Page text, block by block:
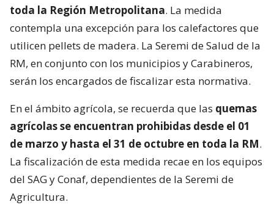
toda la Región Metropolitana. La medida
contempla una excepción para los calefactores que
utilicen pellets de madera. La Seremi de Salud de la
RM, en conjunto con los municipios y Carabineros,
serán los encargados de fiscalizar esta normativa.
En el ámbito agrícola, se recuerda que las quemas
agrícolas se encuentran prohibidas desde el 01
de marzo y hasta el 31 de octubre en toda la RM.
La fiscalización de esta medida recae en los equipos
del SAG y Conaf, dependientes de la Seremi de
Agricultura.